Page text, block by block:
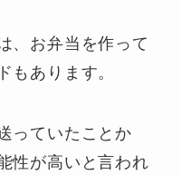
、お弁当を作って
もあります。
っていたことか
性が高いと言われ